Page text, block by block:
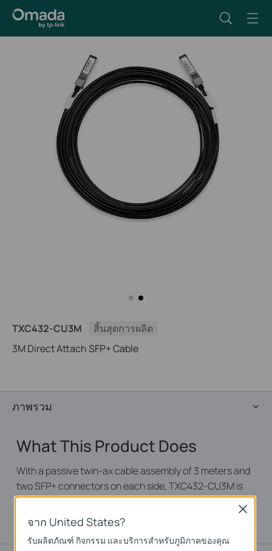
TXC432-CU3M
สิ้นสุดการผลิต
3M Direct Attach SFP+ Cable
ภาพรวม
What This Product Does
With a passive twin-ax cable assembly of 3 meters and
two SFP+ connectors on each side, TXC432-CU3M is
suitable for short distances and offers a cost-effective
way to connect within racks and across adjacent racks.
จาก United States?
รับผลิตภัณฑ์ กิจกรรม และบริการสำหรับภูมิภาคของคุณ
Close